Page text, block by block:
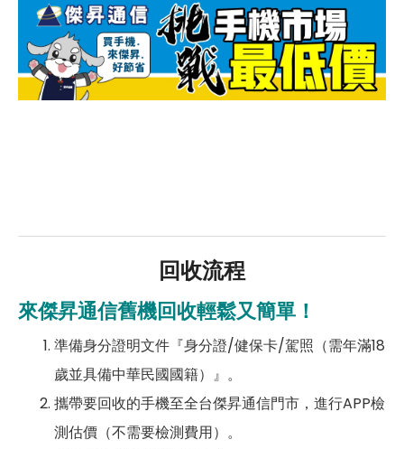
回收流程
來傑昇通信舊機回收輕鬆又簡單！
準備身分證明文件『身分證/健保卡/駕照（需年滿18
歲並具備中華民國國籍）』。
攜帶要回收的手機至全台傑昇通信門市，進行APP檢
測估價（不需要檢測費用）。